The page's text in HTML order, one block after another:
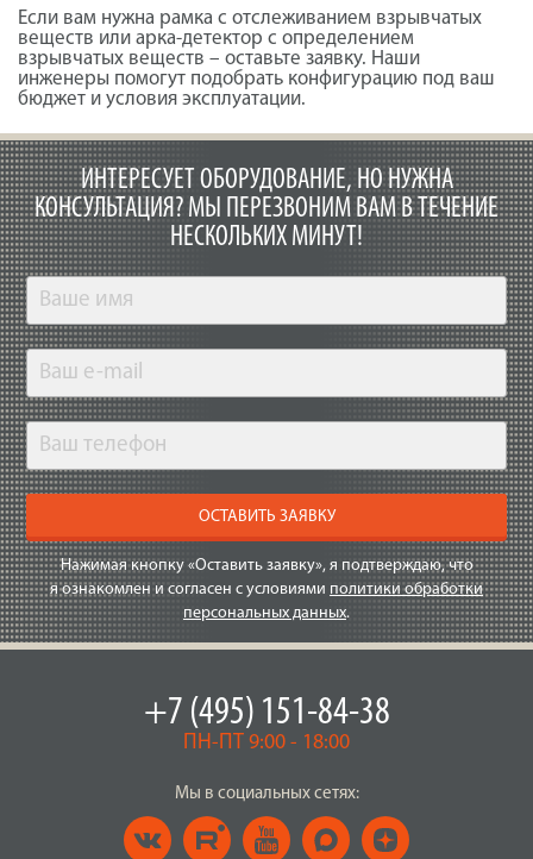
Если вам нужна рамка с отслеживанием взрывчатых
веществ или арка-детектор с определением
взрывчатых веществ – оставьте заявку. Наши
инженеры помогут подобрать конфигурацию под ваш
бюджет и условия эксплуатации.
ИНТЕРЕСУЕТ ОБОРУДОВАНИЕ, НО НУЖНА
КОНСУЛЬТАЦИЯ? МЫ ПЕРЕЗВОНИМ ВАМ В ТЕЧЕНИЕ
НЕСКОЛЬКИХ МИНУТ!
ОСТАВИТЬ ЗАЯВКУ
Нажимая кнопку «Оставить заявку», я подтверждаю, что
я ознакомлен и согласен с условиями политики обработки
персональных данных.
+7 (495) 151-84-38
ПН-ПТ 9:00 - 18:00
Мы в социальных сетях: